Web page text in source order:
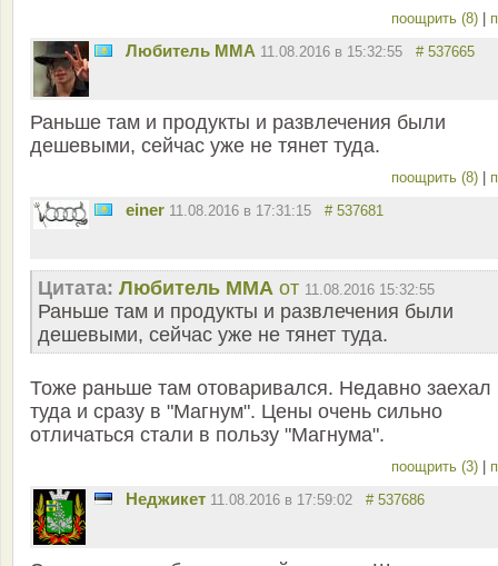
поощрить (8)
Любитель ММА 11.08.2016 в 15:32:55 # 537665
Раньше там и продукты и развлечения были
дешевыми, сейчас уже не тянет туда.
поощрить (8)
einer 11.08.2016 в 17:31:15 # 537681
Цитата: Любитель ММА от 11.08.2016 15:32:55
Раньше там и продукты и развлечения были
дешевыми, сейчас уже не тянет туда.
Тоже раньше там отоваривался. Недавно заехал
туда и сразу в "Магнум". Цены очень сильно
отличаться стали в пользу "Магнума".
поощрить (3)
Неджикет 11.08.2016 в 17:59:02 # 537686